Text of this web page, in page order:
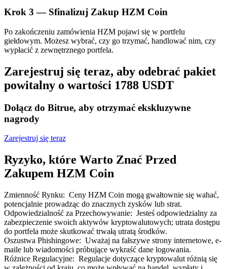
Dowiedz się, jak uzyskać dochód pasywny
Bitrue
AI
Bitruści Partnerzy
Afiliaci Bitrue
Aż do 65% prowizji!
Krok 3 — Sfinalizuj Zakup HZM Coin
Po zakończeniu zamówienia HZM pojawi się w portfelu
giełdowym. Możesz wybrać, czy go trzymać, handlować nim, czy
wypłacić z zewnętrznego portfela.
Zarejestruj się teraz, aby odebrać pakiet
powitalny o wartości 1788 USDT
Dołącz do Bitrue, aby otrzymać ekskluzywne
nagrody
Zarejestruj się teraz
Ryzyko, które Warto Znać Przed
Zakupem HZM Coin
Zmienność Rynku: Ceny HZM Coin mogą gwałtownie się wahać,
potencjalnie prowadząc do znacznych zysków lub strat.
Odpowiedzialność za Przechowywanie: Jesteś odpowiedzialny za
zabezpieczenie swoich aktywów kryptowalutowych; utrata dostępu
do portfela może skutkować trwałą utratą środków.
Oszustwa Phishingowe: Uważaj na fałszywe strony internetowe, e-
maile lub wiadomości próbujące wykraść dane logowania.
Różnice Regulacyjne: Regulacje dotyczące kryptowalut różnią się